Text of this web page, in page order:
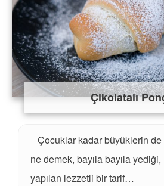
Çikolatalı
Çocuklar kadar büyüklerin
ne demek, bayıla bayıla
yapılan lezzetli bir tarif…